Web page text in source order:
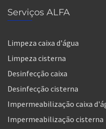
Serviços ALFA
Limpeza caixa d'água
Limpeza cisterna
Desinfecção caixa
Desinfecção cisterna
Impermeabilização caixa
Impermeabilização cisterna